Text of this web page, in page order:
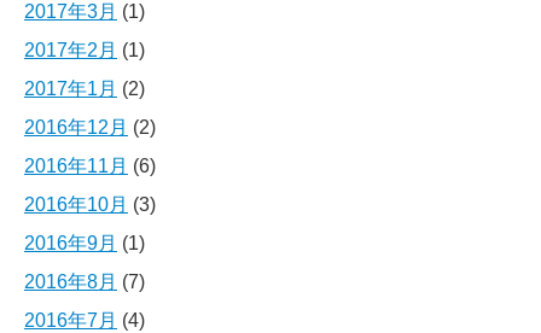
2017年3月 (1)
2017年2月 (1)
2017年1月 (2)
2016年12月 (2)
2016年11月 (6)
2016年10月 (3)
2016年9月 (1)
2016年8月 (7)
2016年7月 (4)